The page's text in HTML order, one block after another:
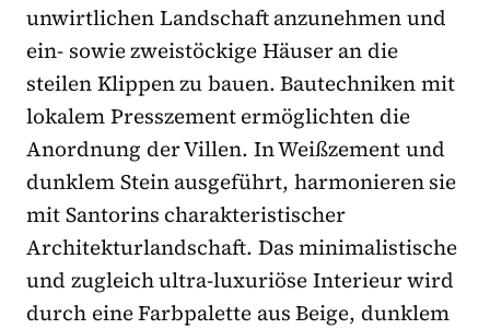
unwirtlichen Landschaft anzunehmen und
ein- sowie zweistöckige Häuser an die
steilen Klippen zu bauen. Bautechniken mit
lokalem Presszement ermöglichten die
Anordnung der Villen. In Weißzement und
dunklem Stein ausgeführt, harmonieren sie
mit Santorins charakteristischer
Architekturlandschaft. Das minimalistische
und zugleich ultra-luxuriöse Interieur wird
durch eine Farbpalette aus Beige, dunklem